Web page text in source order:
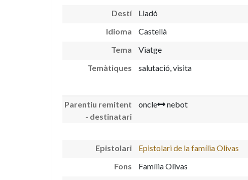
Destí
Lladó
Idioma
Castellà
Tema
Viatge
Temàtiques
salutació, visita
Parentiu remitent
- destinatari
oncle nebot
Epistolari
Epistolari de la família Olivas
Fons
Família Olivas